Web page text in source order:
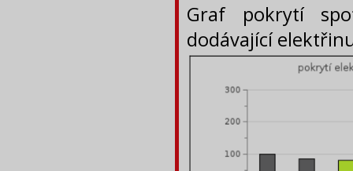
Graf pokrytí
dodávající